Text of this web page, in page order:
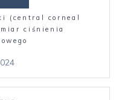
(central corneal
ciśnienia